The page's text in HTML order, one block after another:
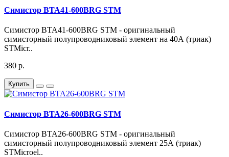
Симистор BTA41-600BRG STM
Симистор BTA41-600BRG STM - оригинальный
симисторный полупроводниковый элемент на 40А (триак)
STMicr..
380 р.
Купить
Симистор BTA26-600BRG STM
Симистор BTA26-600BRG STM - оригинальный
симисторный полупроводниковый элемент 25А (триак)
STMicroel..